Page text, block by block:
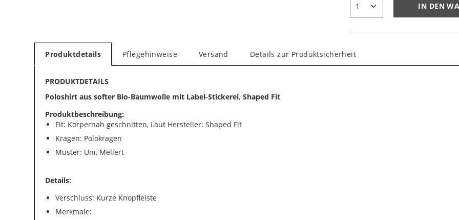
IN DEN
Produktdetails Pflegehinweise Versand Details zur Produktsicherheit
PRODUKTDETAILS
Poloshirt aus softer Bio-Baumwolle mit Label-Stickerei, Shaped Fit
Produktbeschreibung:
Fit: Körpernah geschnitten, Laut Hersteller: Shaped Fit
Kragen: Polokragen
Muster: Uni, Meliert
Details:
Verschluss: Kurze Knopfleiste
Merkmale: